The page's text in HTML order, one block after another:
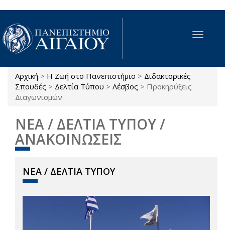
Παράκαμψη προς το κυρίως περιεχόμενο
Toggle
Είστε εδώ
Αρχική > Η Ζωή στο Πανεπιστήμιο > Διδακτορικές
Σπουδές > Δελτία Τύπου > Λέσβος > Προκηρύξεις
Διαγωνισμών
ΝΕΑ / ΔΕΛΤΙΑ ΤΥΠΟΥ /
ΑΝΑΚΟΙΝΩΣΕΙΣ
ΝΕΑ / ΔΕΛΤΙΑ ΤΥΠΟΥ